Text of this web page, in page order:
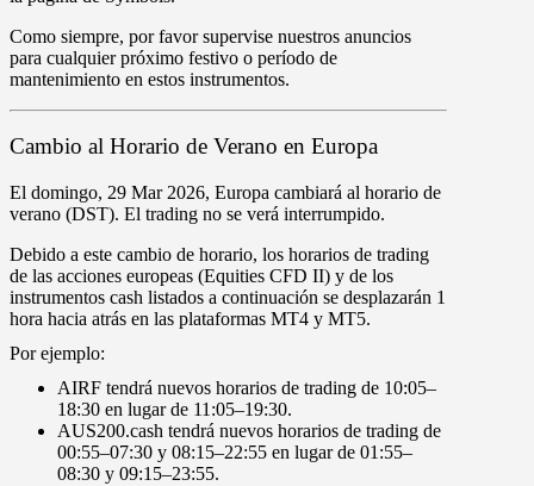
Como siempre, por favor supervise nuestros anuncios
para cualquier próximo festivo o período de
mantenimiento en estos instrumentos.
Cambio al Horario de Verano en Europa
El domingo, 29 Mar 2026, Europa cambiará al horario de
verano (DST). El trading no se verá interrumpido.
Debido a este cambio de horario, los horarios de trading
de las acciones europeas (Equities CFD II) y de los
instrumentos cash listados a continuación se desplazarán 1
hora hacia atrás en las plataformas MT4 y MT5.
Por ejemplo:
AIRF tendrá nuevos horarios de trading de 10:05–
18:30 en lugar de 11 :05–19:30.
AUS200.cash tendrá nuevos horarios de trading de
00:55–07:30 y 08:15–22:55 en lugar de 01 :55–
08:30 y 09:15–23:55.